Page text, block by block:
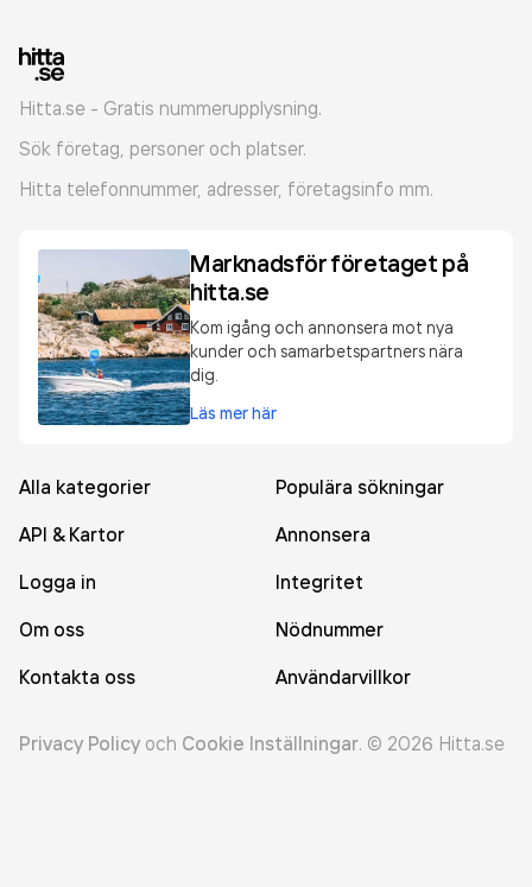
Hitta.se - Gratis nummerupplysning.
Sök företag, personer och platser.
Hitta telefonnummer, adresser, företagsinfo mm.
Marknadsför företaget på
hitta.se
Kom igång och annonsera mot nya
kunder och samarbetspartners nära
dig.
Läs mer här
Alla kategorier
Populära sökningar
API & Kartor
Annonsera
Logga in
Integritet
Om oss
Nödnummer
Kontakta oss
Användarvillkor
Privacy Policy och Cookie Inställningar. © 2026 Hitta.se